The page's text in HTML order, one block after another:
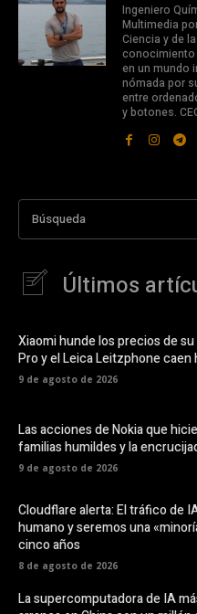
Ingeniero
Multimedia
Ciencia y de
conocimiento
en un mundo
nómada por
entre
y botones.
Búsqueda
Últimos
Xiaomi hunde los precios de su
Pro y el Leica Leitzphone caen
9 de agosto de 2026
Las acciones de Nokia que
familias humildes y la
9 de agosto de 2026
Cloudflare alerta: El tráfico de
humano y seremos una
cinco años
8 de agosto de 2026
La supercomputadora de IA